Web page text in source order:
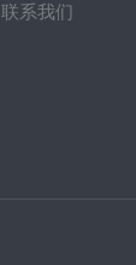
联系我们